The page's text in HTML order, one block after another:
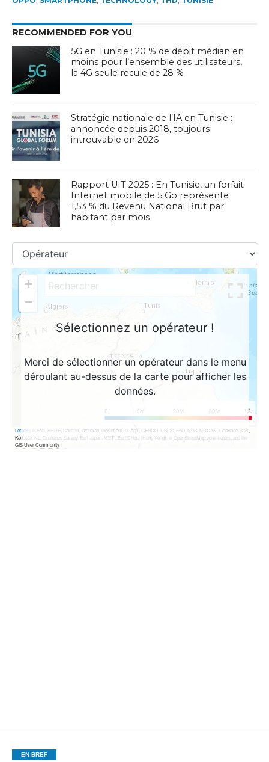
RECOMMENDED FOR YOU
5G en Tunisie : 20 % de débit médian en
moins pour l’ensemble des utilisateurs,
la 4G seule recule de 28 %
Stratégie nationale de l’IA en Tunisie :
annoncée depuis 2018, toujours
introuvable en 2026
Rapport UIT 2025 : En Tunisie, un forfait
Internet mobile de 5 Go représente
1,53 % du Revenu National Brut par
habitant par mois
EN BREF